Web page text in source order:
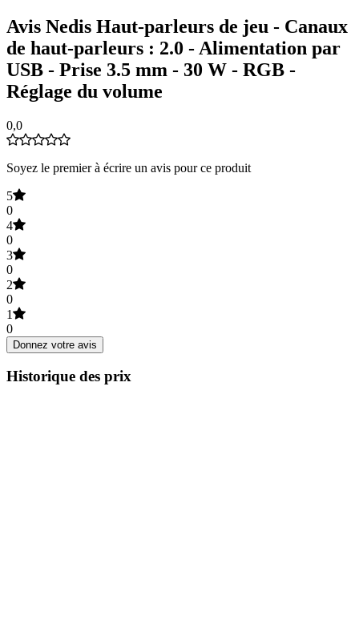
Avis Nedis Haut-parleurs de jeu - Canaux
de haut-parleurs : 2.0 - Alimentation par
USB - Prise 3.5 mm - 30 W - RGB -
Réglage du volume
0,0
Soyez le premier à écrire un avis pour ce produit
5
0
4
0
3
0
2
0
1
0
Donnez votre avis
Historique des prix